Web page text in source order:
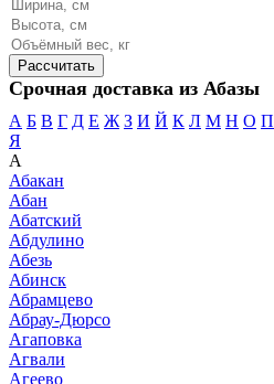
Срочная доставка из Абазы
А Б В Г Д Е Ж З И Й К Л М Н О П
Я
А
Абакан
Абан
Абатский
Абдулино
Абезь
Абинск
Абрамцево
Абрау-Дюрсо
Агаповка
Агвали
Агеево